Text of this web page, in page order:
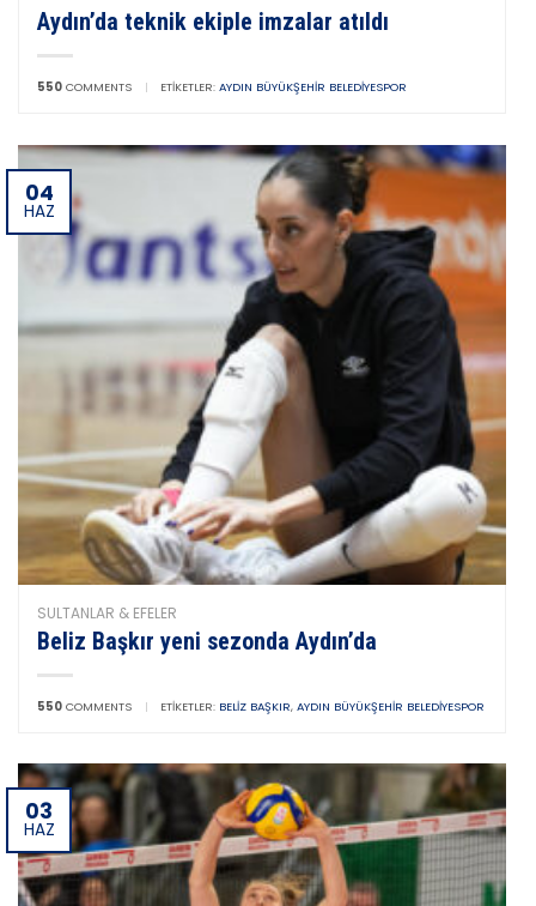
Aydın’da teknik ekiple imzalar atıldı
550 COMMENTS | ETIKETLER: AYDIN BÜYÜKŞEHIR BELEDIYESPOR
04
HAZ
SULTANLAR & EFELER
Beliz Başkır yeni sezonda Aydın’da
550 COMMENTS | ETIKETLER: BELIZ BAŞKIR, AYDIN BÜYÜKŞEHIR BELEDIYESPOR
03
HAZ